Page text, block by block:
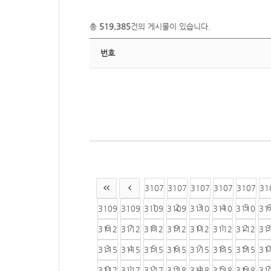
총 519,385건의 게시물이 있습니다.
번호
3107
1
3107
2
3107
3
3107
4
3107
5 6
3109
6
3109
7
3109
8
3109
9
3110
0
3110
1
3110
2 3
3112
3
3112
4
3112
5
3112
6
3112
7
3112
8
3112
9 0
3115
0
3115
1
3115
2
3115
3
3115
4
3115
5
3115
6 7